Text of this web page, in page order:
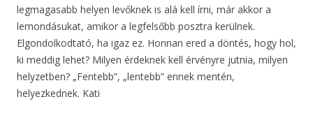
legmagasabb helyen levőknek is alá kell írni, már akkor a
lemondásukat, amikor a legfelsőbb posztra kerülnek.
Elgondolkodtató, ha igaz ez. Honnan ered a döntés, hogy hol,
ki meddig lehet? Milyen érdeknek kell érvényre jutnia, milyen
helyzetben? „Fentebb”, „lentebb” ennek mentén,
helyezkednek. Kati